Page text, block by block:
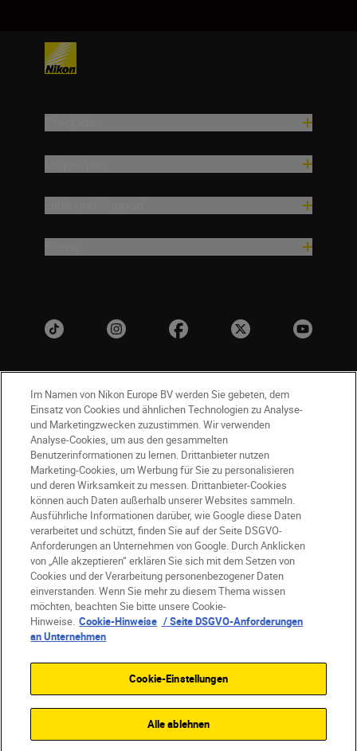
DE Nikon Sites
Kontakt
Datenschutzhinweis
Nutzungsbedingungen
Geschäftsbedingungen des Nikon Stores
Cookie-Hinweise
Barrierefreiheit
Cookie-Einstellungen
© 2026 Nikon
Im Namen von Nikon Europe BV werden Sie gebeten, dem
Einsatz von Cookies und ähnlichen Technologien zu Analyse-
und Marketingzwecken zuzustimmen. Wir verwenden
Analyse-Cookies, um aus den gesammelten
Benutzerinformationen zu lernen. Drittanbieter nutzen
Marketing-Cookies, um Werbung für Sie zu personalisieren
und deren Wirksamkeit zu messen. Drittanbieter-Cookies
können auch Daten außerhalb unserer Websites sammeln.
Ausführliche Informationen darüber, wie Google diese Daten
verarbeitet und schützt, finden Sie auf der Seite DSGVO-
Anforderungen an Unternehmen von Google. Durch Anklicken
von „Alle akzeptieren“ erklären Sie sich mit dem Setzen von
Cookies und der Verarbeitung personenbezogener Daten
einverstanden. Wenn Sie mehr zu diesem Thema wissen
möchten, beachten Sie bitte unsere Cookie-
Hinweise. Cookie-Hinweise / Seite DSGVO-Anforderungen
an Unternehmen
Cookie-Einstellungen
Alle ablehnen